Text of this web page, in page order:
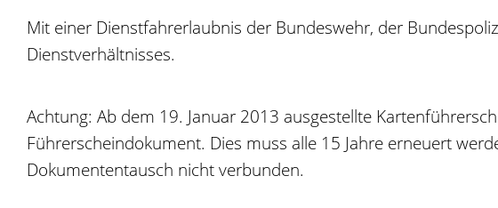
Mit einer Dienstfahrerlaubnis der Bundeswehr, der
Dienstverhältnisses.
Achtung: Ab dem 19. Januar 2013 ausgestellte
Führerscheindokument. Dies muss alle 15 Jahre erneuert
Dokumententausch nicht verbunden.